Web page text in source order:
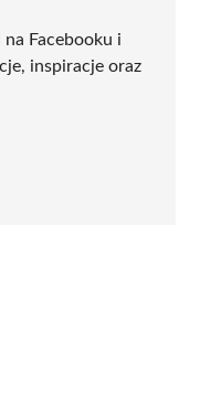
na Facebooku i
inspiracje oraz